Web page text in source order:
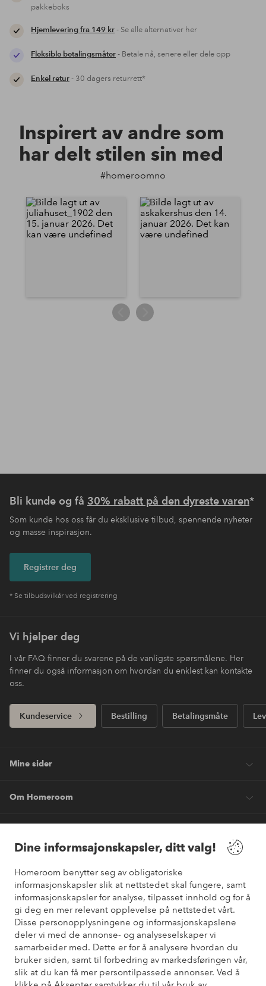
Dine informsajonskapsler, ditt valg!
Homeroom benytter seg av obligatoriske
informasjonskapsler slik at nettstedet skal fungere, samt
informasjonskapsler for analyse, tilpasset innhold og for å
gi deg en mer relevant opplevelse på nettstedet vårt.
Disse personopplysningene og informasjonskapslene
deler vi med de annonse- og analyseselskaper vi
samarbeider med. Dette er for å analysere hvordan du
bruker siden, samt til forbedring av markedsføringen vår,
slik at du kan få mer persontilpassede annonser. Ved å
pakkeboks
Hjemlevering fra 149 kr- Se alle alternativer her
Fleksible betalingsmåter- Betale nå, senere eller dele opp
Enkel retur- 30 dagers returrett*
Inspirert av andre som
har delt stilen sin med
#homeroomno
Bli kunde og få 30% rabatt på den dyreste varen*
Som kunde hos oss får du eksklusive tilbud, spennende nyheter
og masse inspirasjon.
Registrer deg
* Se tilbudsvilkår ved registrering
Vi hjelper deg
I vår FAQ finner du svarene på de vanligste spørsmålene. Her
finner du også informasjon om hvordan du enklest kan kontakte
oss.
Kundeservice Bestilling Betalingsmåte
Mine sider
Om Homeroom
Venner
Sikre betalinger
Vil du vite mer om våre betalingsalternativer?